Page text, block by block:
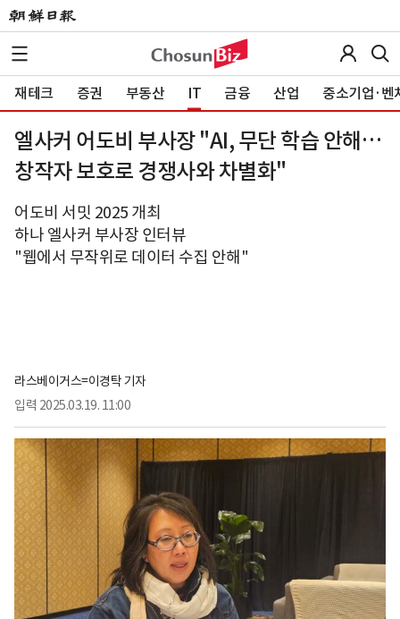
재테크 증권 부동산 IT 금융 산업 중소기업·벤
엘사커 어도비 부사장 "AI, 무단 학습 안해…
창작자 보호로 경쟁사와 차별화"
어도비 서밋 2025 개최
하나 엘사커 부사장 인터뷰
"웹에서 무작위로 데이터 수집 안해"
라스베이거스=이경탁 기자
입력 2025.03.19. 11:00